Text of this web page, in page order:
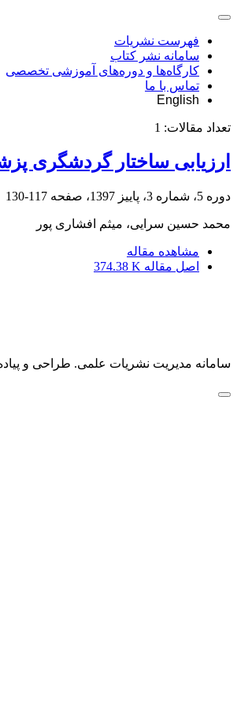
فهرست نشریات
سامانه نشر کتاب
کارگاه‌ها و دوره‌های آموزشی تخصصی
تماس با ما
English
تعداد مقالات: 1
ارزیابی ساختار گردشگری
دوره 5، شماره 3، پاییز 1397، صفحه 117-130
محمد حسین سرایی، میثم افشاری پور
مشاهده مقاله
اصل مقاله 374.38 K
سامانه مدیریت نشریات علمی. طراحی و